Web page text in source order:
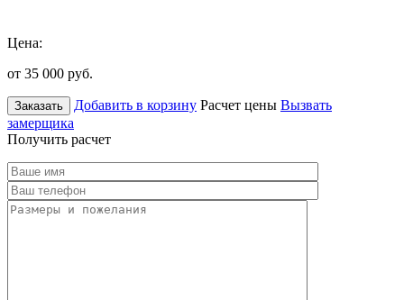
Цена:
от 35 000 руб.
Заказать Добавить в корзину Расчет цены Вызвать
замерщика
Получить расчет